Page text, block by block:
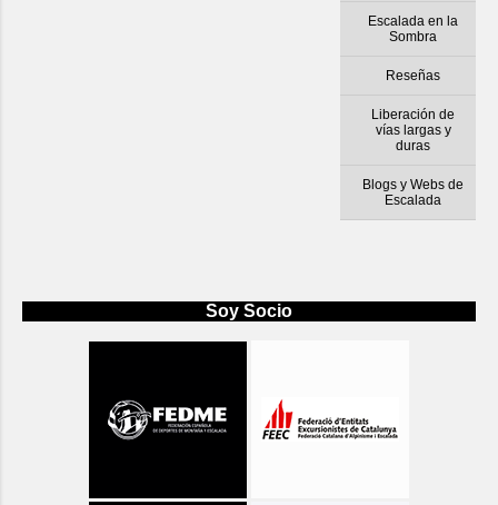
Escalada en la
Sombra
Reseñas
Liberación de
vías largas y
duras
Blogs y Webs de
Escalada
Soy Socio